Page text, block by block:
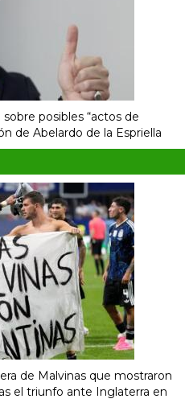
posibles “actos de
de Abelardo de la Espriella
de Malvinas que mostraron
el triunfo ante Inglaterra en